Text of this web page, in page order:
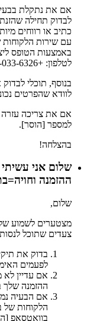
אם את נתקלת
לבדוק תחילה
כתיב או רווחים
עם שירות הלקוחות
באמצעות הטופס
לטלפון: +30-281-033-6326.
בנוסף, תוכלי
לוודא שהפרטים
אם את צריכה עזרה
למספר [הוסר].
בהצלחה!
שלום אני
ההזמנה
שלום,
מצטערים לשמוע
צעדים שתוכל
בדוק את
לפעמים
אם עדיין
ההזמנה שלך
אם הבעיה
בוואטסאפ